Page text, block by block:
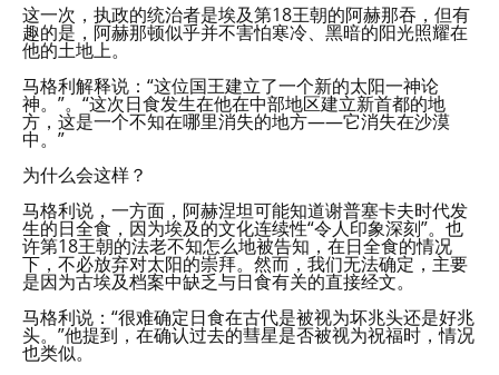
这一次，执政的统治者是埃及第18王朝的阿赫那吞，但有
趣的是，阿赫那顿似乎并不害怕寒冷、黑暗的阳光照耀在
他的土地上。
马格利解释说：“这位国王建立了一个新的太阳一神论
神。”。“这次日食发生在他在中部地区建立新首都的地
方，这是一个不知在哪里消失的地方——它消失在沙漠
中。”
为什么会这样？
马格利说，一方面，阿赫涅坦可能知道谢普塞卡夫时代发
生的日全食，因为埃及的文化连续性“令人印象深刻”。也
许第18王朝的法老不知怎么地被告知，在日全食的情况
下，不必放弃对太阳的崇拜。然而，我们无法确定，主要
是因为古埃及档案中缺乏与日食有关的直接经文。
马格利说：“很难确定日食在古代是被视为坏兆头还是好兆
头。”他提到，在确认过去的彗星是否被视为祝福时，情况
也类似。